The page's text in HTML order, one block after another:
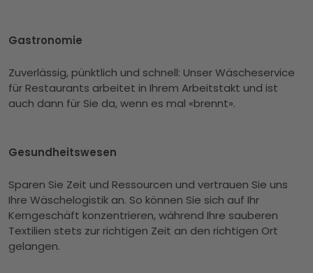
Gastronomie
Zuverlässig, pünktlich und schnell: Unser Wäscheservice
für Restaurants arbeitet in Ihrem Arbeitstakt und ist
auch dann für Sie da, wenn es mal «brennt».
Gesundheitswesen
Sparen Sie Zeit und Ressourcen und vertrauen Sie uns
Ihre Wäschelogistik an. So können Sie sich auf Ihr
Kerngeschäft konzentrieren, während Ihre sauberen
Textilien stets zur richtigen Zeit an den richtigen Ort
gelangen.